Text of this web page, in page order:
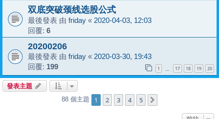
双底突破颈线选股公式
最後發表 由 friday « 2020-04-03, 12:03
回覆: 6
20200206
最後發表 由 friday « 2020-03-30, 19:43
回覆: 199 1 … 17 18 19 20
發表主題
88 個主題 1 2 3 4 5